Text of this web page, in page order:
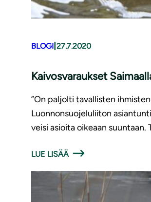
BLOGI 27.7.2020
Kaivosvaraukset
”On paljolti tavallisten
Luonnonsuojeluliiton
veisi asioita oikeaan
LUE LISÄÄ